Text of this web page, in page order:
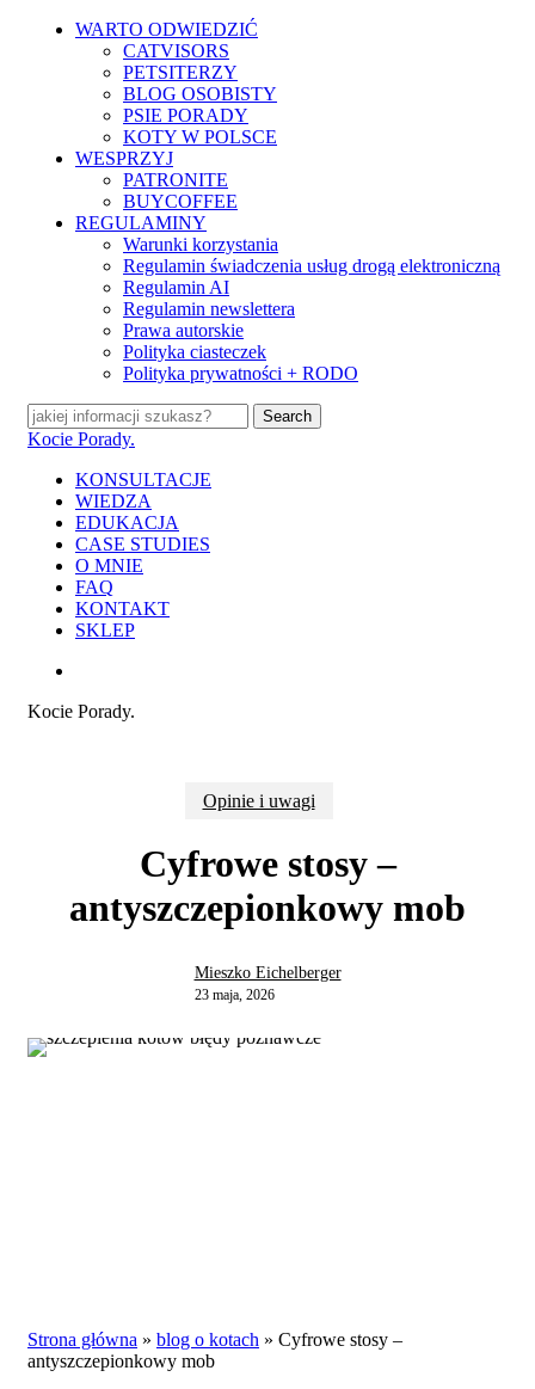
WARTO ODWIEDZIĆ
CATVISORS
PETSITERZY
BLOG OSOBISTY
PSIE PORADY
KOTY W POLSCE
WESPRZYJ
PATRONITE
BUYCOFFEE
REGULAMINY
Warunki korzystania
Regulamin świadczenia usług drogą elektroniczną
Regulamin AI
Regulamin newslettera
Prawa autorskie
Polityka ciasteczek
Polityka prywatności + RODO
Search
Close
Kocie Porady.
search
Menu
KONSULTACJE
WIEDZA
EDUKACJA
CASE STUDIES
O MNIE
FAQ
KONTAKT
SKLEP
Kocie Porady.
Opinie i uwagi
Cyfrowe stosy –
antyszczepionkowy mob
Mieszko Eichelberger
23 maja, 2026
Strona główna » blog o kotach » Cyfrowe stosy –
antyszczepionkowy mob